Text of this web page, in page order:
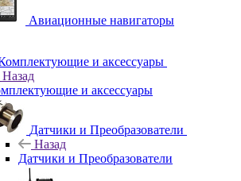
Авиационные навигаторы
и аксессуары
Назад
и аксессуары
Датчики и Преобразователи
Назад
Датчики и Преобразователи